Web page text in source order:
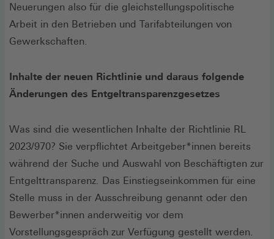
Neuerungen also für die gleichstellungspolitische
Arbeit in den Betrieben und Tarifabteilungen von
Gewerkschaften.
Inhalte der neuen Richtlinie und daraus folgende
Änderungen des Entgeltransparenzgesetzes
Was sind die wesentlichen Inhalte der Richtlinie RL
2023/970? Sie verpflichtet Arbeitgeber*innen bereits
während der Suche und Auswahl von Beschäftigten zur
Entgelttransparenz. Das Einstiegseinkommen für eine
Stelle muss in der Ausschreibung genannt oder den
Bewerber*innen anderweitig vor dem
Vorstellungsgespräch zur Verfügung gestellt werden.